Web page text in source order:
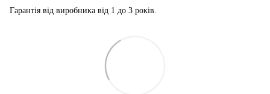
Гарантія від виробника від 1 до 3 років.